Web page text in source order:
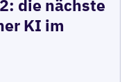
die nächste
KI im